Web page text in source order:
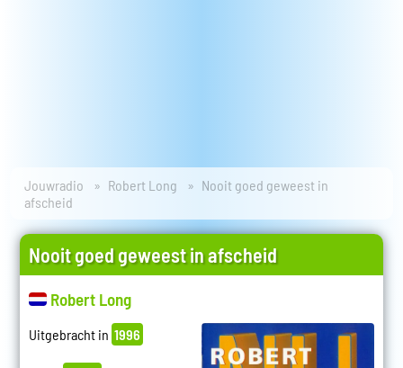
Jouwradio Robert Long
Nooit goed geweest in
afscheid
Nooit goed geweest in afscheid
Robert Long
Uitgebracht in 1996